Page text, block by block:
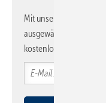
Mit unserem
ausgewählte
kostenlos direkt ins